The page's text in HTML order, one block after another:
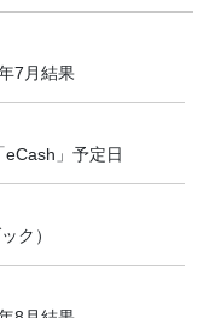
7月結果
eCash」予定日
ク）